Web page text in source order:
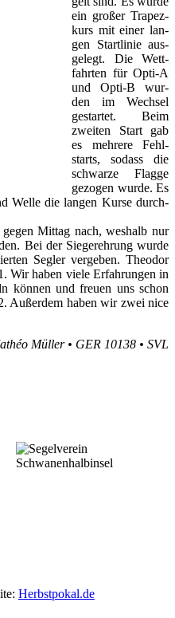
ein gro­ßer Tra­pez­
kurs mit ei­ner lan­
gen Start­li­nie aus­
ge­legt. Die Wett­
fahr­ten für Op­ti-A
und Op­ti-B wur­
den im Wech­sel
ge­star­tet. Beim
zwei­ten Start gab
es meh­re­re Fehl­
starts, so­dass die
schwar­ze Flag­ge
ge­zo­gen wur­de. Es
Wel­le die lan­gen Kur­se durch­
Mit­tag nach, wes­halb nur
Bei der Sie­ger­eh­rung wur­de
Seg­ler ver­ge­ben. Theo­dor
Wir ha­ben vie­le Er­fah­run­gen in
kön­nen und freu­en uns schon
Au­ßer­dem ha­ben wir zwei nice
Müller • GER 10138 • SVL
Herbstpokal.de